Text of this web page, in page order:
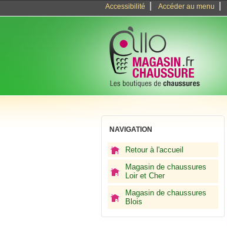
Accessibilité Accéder au menu
NAVIGATION
Retour à l'accueil
Magasin de chaussures
Loir et Cher
Magasin de chaussures
Blois